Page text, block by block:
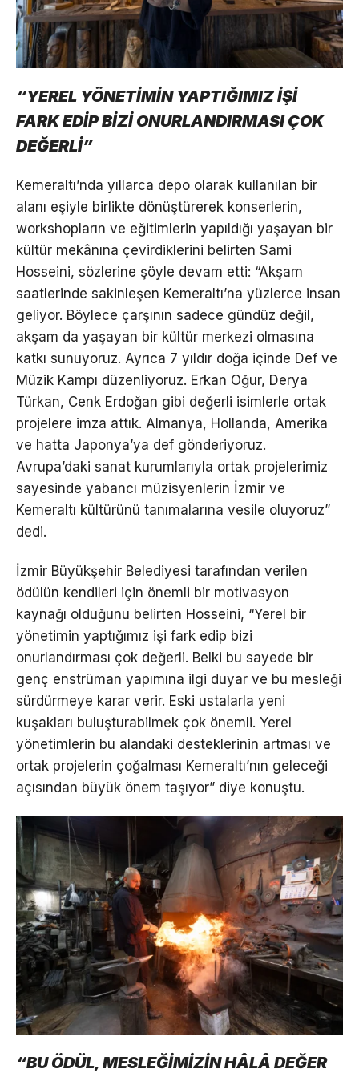
“YEREL YÖNETİMİN YAPTIĞIMIZ İŞİ
FARK EDİP BİZİ ONURLANDIRMASI ÇOK
DEĞERLİ”
Kemeraltı’nda yıllarca depo olarak kullanılan bir
alanı eşiyle birlikte dönüştürerek konserlerin,
workshopların ve eğitimlerin yapıldığı yaşayan bir
kültür mekânına çevirdiklerini belirten Sami
Hosseini, sözlerine şöyle devam etti: “Akşam
saatlerinde sakinleşen Kemeraltı’na yüzlerce insan
geliyor. Böylece çarşının sadece gündüz değil,
akşam da yaşayan bir kültür merkezi olmasına
katkı sunuyoruz. Ayrıca 7 yıldır doğa içinde Def ve
Müzik Kampı düzenliyoruz. Erkan Oğur, Derya
Türkan, Cenk Erdoğan gibi değerli isimlerle ortak
projelere imza attık. Almanya, Hollanda, Amerika
ve hatta Japonya’ya def gönderiyoruz.
Avrupa’daki sanat kurumlarıyla ortak projelerimiz
sayesinde yabancı müzisyenlerin İzmir ve
Kemeraltı kültürünü tanımalarına vesile oluyoruz”
dedi.
İzmir Büyükşehir Belediyesi tarafından verilen
ödülün kendileri için önemli bir motivasyon
kaynağı olduğunu belirten Hosseini, “Yerel bir
yönetimin yaptığımız işi fark edip bizi
onurlandırması çok değerli. Belki bu sayede bir
genç enstrüman yapımına ilgi duyar ve bu mesleği
sürdürmeye karar verir. Eski ustalarla yeni
kuşakları buluşturabilmek çok önemli. Yerel
yönetimlerin bu alandaki desteklerinin artması ve
ortak projelerin çoğalması Kemeraltı’nın geleceği
açısından büyük önem taşıyor” diye konuştu.
“BU ÖDÜL, MESLEĞİMİZİN HÂLÂ DEĞER